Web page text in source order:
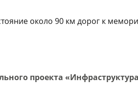
около 90 км дорог к
проекта